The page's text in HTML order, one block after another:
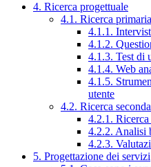
4. Ricerca progettuale
4.1. Ricerca primaria
4.1.1.
4.1.2.
4.1.3. Test di
4.1.4. Web
4.1.5.
utente
4.2. Ricerca
4.2.1.
4.2.2. Analisi
4.2.3.
5. Progettazione dei servizi